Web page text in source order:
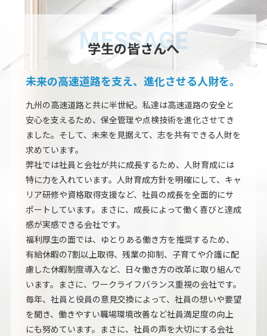
MESSAGE
学生の皆さんへ
未来の高速道路を支え、進化させる人財を。
九州の高速道路と共に半世紀。私達は高速道路の安全と
安心を支えるため、保全管理や点検技術を進化させてき
ました。そして、未来を見据えて、志を共有できる人財を
求めています。
弊社では社員と会社が共に成長するため、人財育成には
特に力を入れています。人財育成方針を明確にして、キャ
リア研修や資格取得支援など、社員の成長を全面的にサ
ポートしています。まさに、成長によって働く喜びと達成
感が実感できる会社です。
福利厚生の面では、ゆとりある働き方を推奨するため、
有給休暇の7割以上取得、残業の抑制、子育てや介護に配
慮した休暇制度導入など、日々働き方の改革に取り組んで
います。まさに、ワークライフバランス重視の会社です。
毎年、社員と役員の意見交換によって、社員の想いや要望
を聞き、働きやすい職場環境改善など社員満足度の向上
にも努めています。まさに、社員の声を大切にする会社